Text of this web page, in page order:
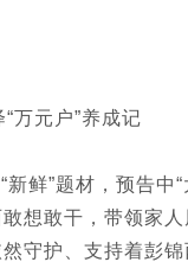
万元户”养成记
新鲜”题材，预告
想敢干，带领家
守护、支持着彭